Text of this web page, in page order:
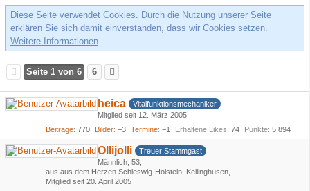
Diese Seite verwendet Cookies. Durch die Nutzung unserer Seite
erklären Sie sich damit einverstanden, dass wir Cookies setzen.
Weitere Informationen
Seite 1 von 6 6
heica
Vitalfunktionsmechaniker
Mitglied seit 12. März 2005
Beiträge 770 Bilder −3 Termine −1 Erhaltene Likes 74 Punkte 5.894
Ollijolli
Treuer Stammgast
Männlich 53
aus aus dem Herzen Schleswig-Holstein, Kellinghusen
Mitglied seit 20. April 2005